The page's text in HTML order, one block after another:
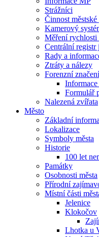
Strážníci
Činnost
Kamerový
Měření rychlosti
Centrální
Rady a
Ztráty a nálezy
Forenzní
Formulář
Nalezená zvířata
Město
Základní
Lokalizace
Symboly města
Historie
100 let
Památky
Osobnosti města
Přírodní
Místní části
Jelenice
Klokočov
Lhotka u